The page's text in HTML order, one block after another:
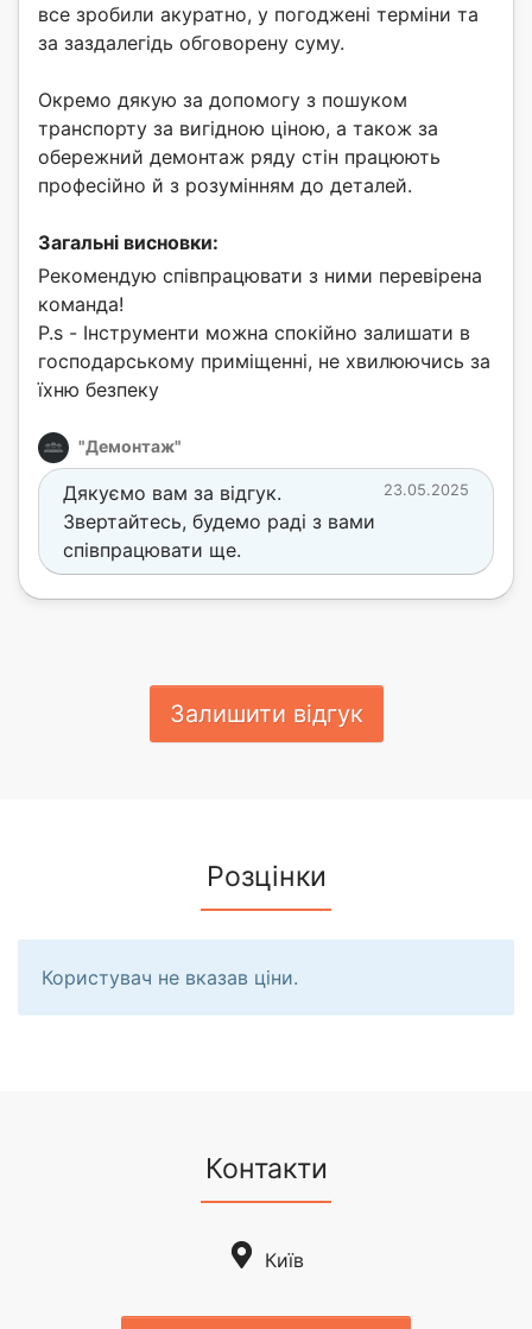
все зробили акуратно, у погоджені терміни та
за заздалегідь обговорену суму.
Окремо дякую за допомогу з пошуком
транспорту за вигідною ціною, а також за
обережний демонтаж ряду стін працюють
професійно й з розумінням до деталей.
Загальні висновки:
Рекомендую співпрацювати з ними перевірена
команда!
P.s - Інструменти можна спокійно залишати в
господарському приміщенні, не хвилюючись за
їхню безпеку
"Демонтаж"
23.05.2025
Дякуємо вам за відгук.
Звертайтесь, будемо раді з вами
співпрацювати ще.
Залишити відгук
Розцінки
Користувач не вказав ціни.
Контакти
Київ